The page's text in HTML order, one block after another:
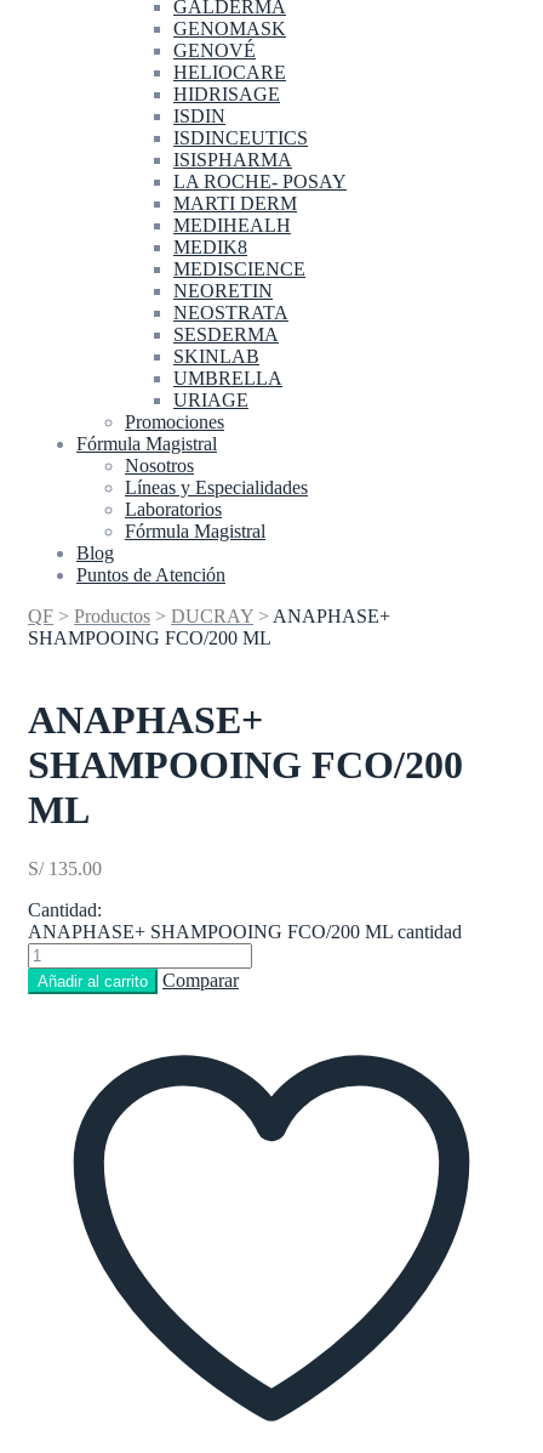
GALDERMA
GENOMASK
GENOVÉ
HELIOCARE
HIDRISAGE
ISDIN
ISDINCEUTICS
ISISPHARMA
LA ROCHE- POSAY
MARTI DERM
MEDIHEALH
MEDIK8
MEDISCIENCE
NEORETIN
NEOSTRATA
SESDERMA
SKINLAB
UMBRELLA
URIAGE
Promociones
Fórmula Magistral
Nosotros
Líneas y Especialidades
Laboratorios
Fórmula Magistral
Blog
Puntos de Atención
QF > Productos > DUCRAY > ANAPHASE+
SHAMPOOING FCO/200 ML
ANAPHASE+
SHAMPOOING FCO/200
ML
S/135.00
Cantidad:
ANAPHASE+ SHAMPOOING FCO/200 ML cantidad
Añadir al carrito Comparar